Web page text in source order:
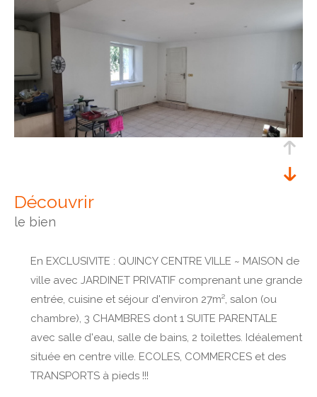
découvrir
le bien
En EXCLUSIVITE : QUINCY CENTRE VILLE ~ MAISON de
ville avec JARDINET PRIVATIF comprenant une grande
entrée, cuisine et séjour d'environ 27m², salon (ou
chambre), 3 CHAMBRES dont 1 SUITE PARENTALE
avec salle d'eau, salle de bains, 2 toilettes. Idéalement
située en centre ville. ECOLES, COMMERCES et des
TRANSPORTS à pieds !!!